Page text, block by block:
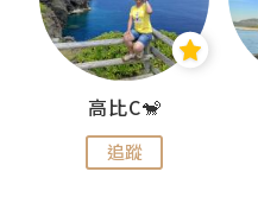
高比C🐒
追蹤